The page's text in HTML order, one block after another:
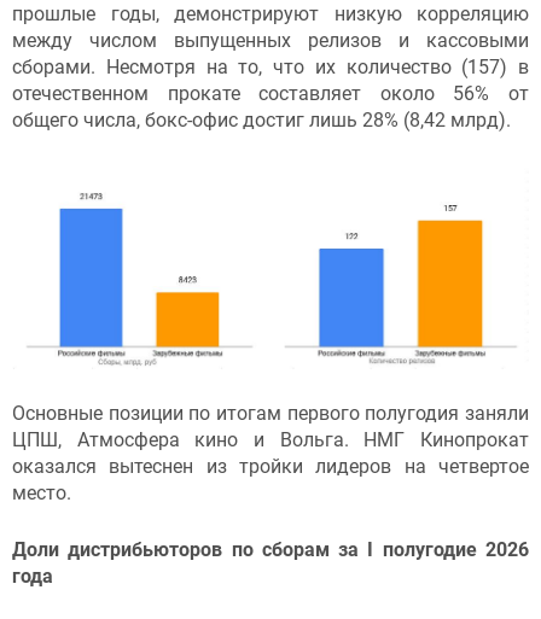
прошлые годы, демонстрируют низкую корреляцию
между числом выпущенных релизов и кассовыми
сборами. Несмотря на то, что их количество (157) в
отечественном прокате составляет около 56% от
общего числа, бокс-офис достиг лишь 28% (8,42 млрд).
Основные позиции по итогам первого полугодия заняли
ЦПШ, Атмосфера кино и Вольга. НМГ Кинопрокат
оказался вытеснен из тройки лидеров на четвертое
место.
Доли дистрибьюторов по сборам за I полугодие 2026
года